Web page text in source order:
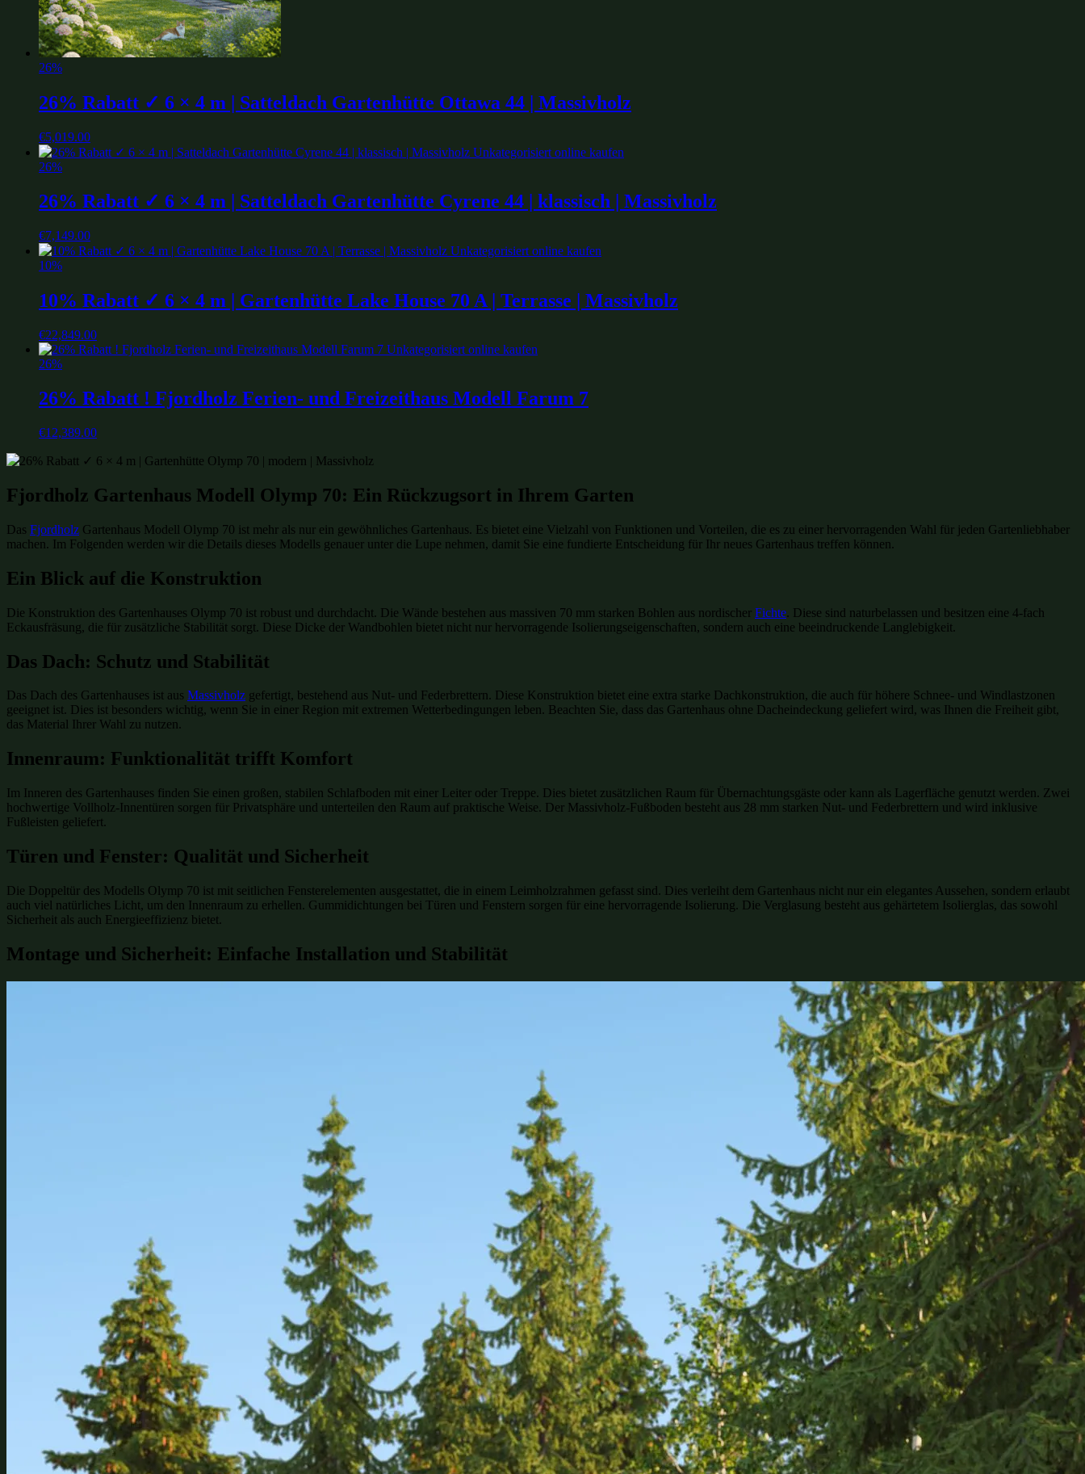
26%
26% Rabatt ✓ 6 × 4 m | Satteldach Gartenhütte Ottawa 44 | Massivholz
€5,019.00
26%
26% Rabatt ✓ 6 × 4 m | Satteldach Gartenhütte Cyrene 44 | klassisch | Massivholz
€7,149.00
10%
10% Rabatt ✓ 6 × 4 m | Gartenhütte Lake House 70 A | Terrasse | Massivholz
€22,849.00
26%
26% Rabatt ! Fjordholz Ferien- und Freizeithaus Modell Farum 7
€12,389.00
Fjordholz Gartenhaus Modell Olymp 70: Ein Rückzugsort in Ihrem Garten
Das Fjordholz Gartenhaus Modell Olymp 70 ist mehr als nur ein gewöhnliches Gartenhaus. Es bietet eine Vielzahl von Funktionen und Vorteilen, die es zu einer hervorragenden Wahl für jeden Gartenliebhaber
machen. Im Folgenden werden wir die Details dieses Modells genauer unter die Lupe nehmen, damit Sie eine fundierte Entscheidung für Ihr neues Gartenhaus treffen können.
Ein Blick auf die Konstruktion
Die Konstruktion des Gartenhauses Olymp 70 ist robust und durchdacht. Die Wände bestehen aus massiven 70 mm starken Bohlen aus nordischer Fichte. Diese sind naturbelassen und besitzen eine 4-fach
Eckausfräsung, die für zusätzliche Stabilität sorgt. Diese Dicke der Wandbohlen bietet nicht nur hervorragende Isolierungseigenschaften, sondern auch eine beeindruckende Langlebigkeit.
Das Dach: Schutz und Stabilität
Das Dach des Gartenhauses ist aus Massivholz gefertigt, bestehend aus Nut- und Federbrettern. Diese Konstruktion bietet eine extra starke Dachkonstruktion, die auch für höhere Schnee- und Windlastzonen
geeignet ist. Dies ist besonders wichtig, wenn Sie in einer Region mit extremen Wetterbedingungen leben. Beachten Sie, dass das Gartenhaus ohne Dacheindeckung geliefert wird, was Ihnen die Freiheit gibt,
das Material Ihrer Wahl zu nutzen.
Innenraum: Funktionalität trifft Komfort
Im Inneren des Gartenhauses finden Sie einen großen, stabilen Schlafboden mit einer Leiter oder Treppe. Dies bietet zusätzlichen Raum für Übernachtungsgäste oder kann als Lagerfläche genutzt werden. Zwei
hochwertige Vollholz-Innentüren sorgen für Privatsphäre und unterteilen den Raum auf praktische Weise. Der Massivholz-Fußboden besteht aus 28 mm starken Nut- und Federbrettern und wird inklusive
Fußleisten geliefert.
Türen und Fenster: Qualität und Sicherheit
Die Doppeltür des Modells Olymp 70 ist mit seitlichen Fensterelementen ausgestattet, die in einem Leimholzrahmen gefasst sind. Dies verleiht dem Gartenhaus nicht nur ein elegantes Aussehen, sondern erlaubt
auch viel natürliches Licht, um den Innenraum zu erhellen. Gummidichtungen bei Türen und Fenstern sorgen für eine hervorragende Isolierung. Die Verglasung besteht aus gehärtetem Isolierglas, das sowohl
Sicherheit als auch Energieeffizienz bietet.
Montage und Sicherheit: Einfache Installation und Stabilität